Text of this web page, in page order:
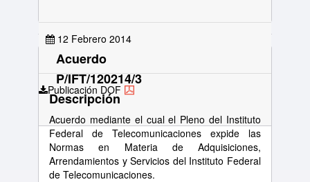
12 Febrero 2014
Publicación DOF
Acuerdo
P/IFT/120214/3
Descripción
Acuerdo mediante el cual el Pleno del Instituto
Federal de Telecomunicaciones expide las
Normas en Materia de Adquisiciones,
Arrendamientos y Servicios del Instituto Federal
de Telecomunicaciones.